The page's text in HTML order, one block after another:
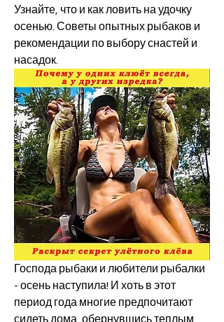
Узнайте, что и как ловить на удочку
осенью. Советы опытных рыбаков и
рекомендации по выбору снастей и
насадок.
Господа рыбаки и любители рыбалки
- осень наступила! И хоть в этот
период года многие предпочитают
сидеть дома, обернувшись теплым